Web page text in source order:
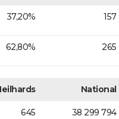
37,20% 157
62,80% 265
National
645 38 299 794